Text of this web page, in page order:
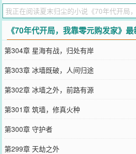
后，带领家人做生意。
您要是觉得《70年代开局，我靠零元购发家
向您QQ群和微博微信里的朋友推荐哦！
《70年代开局，我靠零元购发家》
第304章 星海有战，归处有岸
第303章 冰墙既破，人间归途
第302章 冰墙之外，前路有源
第301章 筑墙，修真火种
第300章 守护者
第299章 天劫之外